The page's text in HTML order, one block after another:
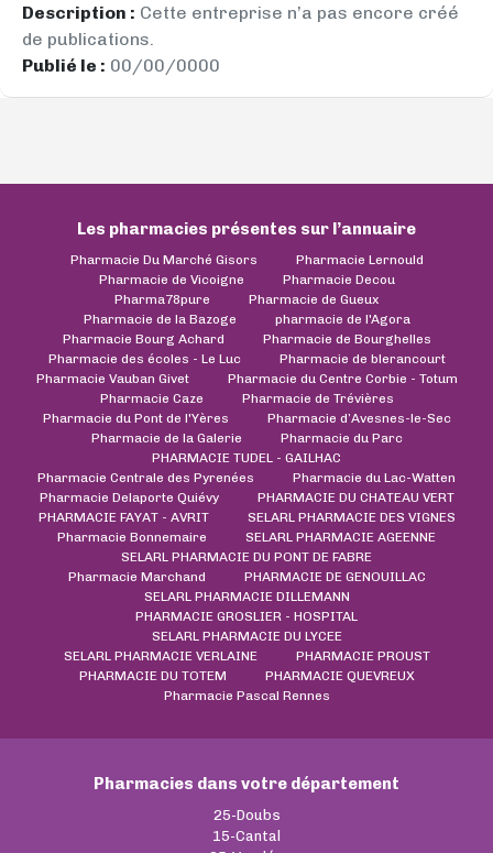
Description : Cette entreprise n’a pas encore créé
de publications.
Publié le : 00/00/0000
Les pharmacies présentes sur l’annuaire
Pharmacie Du Marché Gisors
Pharmacie Lernould
Pharmacie de Vicoigne
Pharmacie Decou
Pharma78pure
Pharmacie de Gueux
Pharmacie de la Bazoge
pharmacie de l'Agora
Pharmacie Bourg Achard
Pharmacie de Bourghelles
Pharmacie des écoles - Le Luc
Pharmacie de blerancourt
Pharmacie Vauban Givet
Pharmacie du Centre Corbie - Totum
Pharmacie Caze
Pharmacie de Trévières
Pharmacie du Pont de l'Yères
Pharmacie d’Avesnes-le-Sec
Pharmacie de la Galerie
Pharmacie du Parc
PHARMACIE TUDEL - GAILHAC
Pharmacie Centrale des Pyrenées
Pharmacie du Lac-Watten
Pharmacie Delaporte Quiévy
PHARMACIE DU CHATEAU VERT
PHARMACIE FAYAT - AVRIT
SELARL PHARMACIE DES VIGNES
Pharmacie Bonnemaire
SELARL PHARMACIE AGEENNE
SELARL PHARMACIE DU PONT DE FABRE
Pharmacie Marchand
PHARMACIE DE GENOUILLAC
SELARL PHARMACIE DILLEMANN
PHARMACIE GROSLIER - HOSPITAL
SELARL PHARMACIE DU LYCEE
SELARL PHARMACIE VERLAINE
PHARMACIE PROUST
PHARMACIE DU TOTEM
PHARMACIE QUEVREUX
Pharmacie Pascal Rennes
Pharmacies dans votre département
25-Doubs
15-Cantal